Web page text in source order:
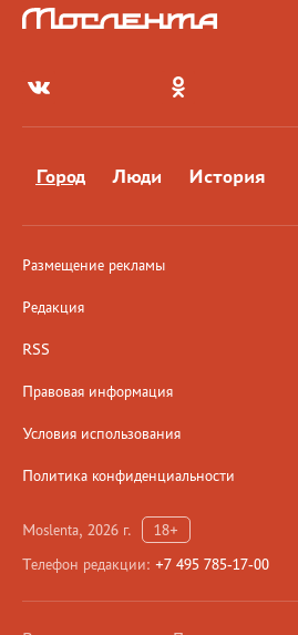
Город Люди История
Размещение рекламы
Редакция
RSS
Правовая информация
Условия использования
Политика конфиденциальности
Moslenta, 2026 г.
18+
Телефон редакции: +7 495 785-17-00